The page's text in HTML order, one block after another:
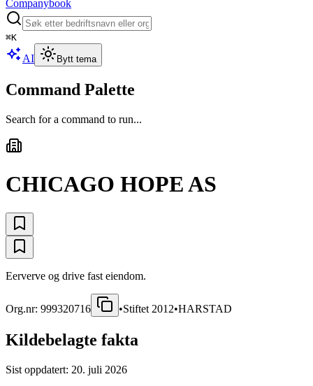
Companybook
⌘K
AI Bytt tema
Command Palette
Search for a command to run...
CHICAGO HOPE AS
Eerverve og drive fast eiendom.
Org.nr: 999320716 •Stiftet 2012•HARSTAD
Kildebelagte fakta
Sist oppdatert: 20. juli 2026